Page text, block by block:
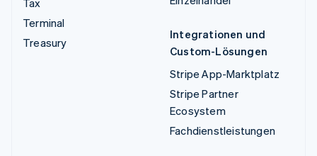
Terminal
Treasury
Integrationen und
Custom-Lösungen
Stripe App-Marktplatz
Stripe Partner
Ecosystem
Fachdienstleistungen